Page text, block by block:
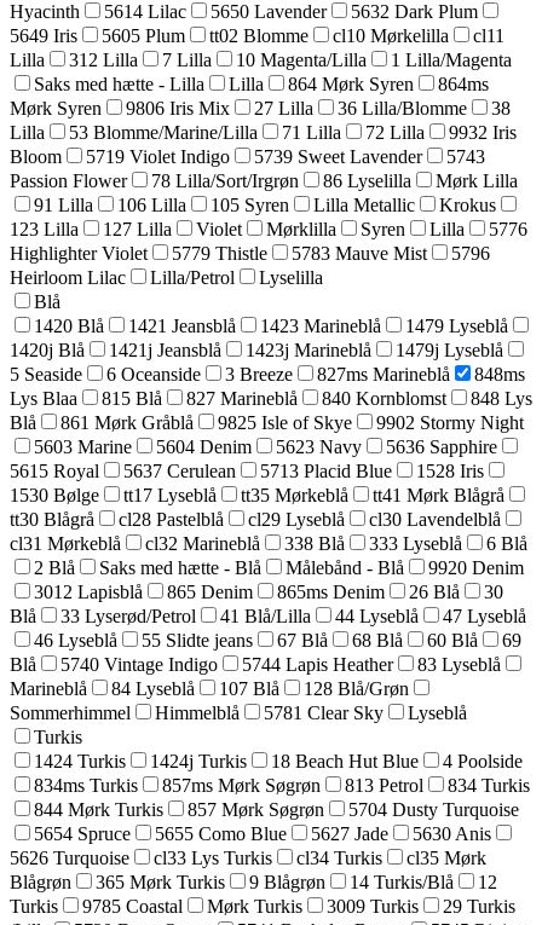
Hyacinth 5614 Lilac 5650 Lavender
5632 Dark Plum
5649 Iris
5605 Plum tt02 Blomme cl10 Mørkelilla
cl11
Lilla
312 Lilla 7 Lilla 10 Magenta/Lilla
1 Lilla/Magenta
Saks med hætte - Lilla
Lilla 864 Mørk Syren
864ms
Mørk Syren
9806 Iris Mix 27 Lilla 36 Lilla/Blomme
38
Lilla
53 Blomme/Marine/Lilla 71 Lilla 72 Lilla
9932 Iris
Bloom
5719 Violet Indigo 5739 Sweet Lavender
5743
Passion Flower
78 Lilla/Sort/Irgrøn 86 Lyselilla
Mørk Lilla
91 Lilla
106 Lilla 105 Syren Lilla Metallic
Krokus
123 Lilla
127 Lilla Violet Mørklilla Syren Lilla
5776
Highlighter Violet
5779 Thistle 5783 Mauve Mist
5796
Heirloom Lilac
Lilla/Petrol
Lyselilla
Blå
1420 Blå
1421 Jeansblå 1423 Marineblå
1479 Lyseblå
1420j Blå
1421j Jeansblå 1423j Marineblå
1479j Lyseblå
5 Seaside
6 Oceanside 3 Breeze 827ms Marineblå
848ms
Lys Blaa
815 Blå 827 Marineblå 840 Kornblomst
848 Lys
Blå
861 Mørk Gråblå 9825 Isle of Skye
9902 Stormy Night
5603 Marine
5604 Denim 5623 Navy
5636 Sapphire
5615 Royal
5637 Cerulean 5713 Placid Blue
1528 Iris
1530 Bølge
tt17 Lyseblå tt35 Mørkeblå
tt41 Mørk Blågrå
tt30 Blågrå
cl28 Pastelblå cl29 Lyseblå
cl30 Lavendelblå
cl31 Mørkeblå
cl32 Marineblå 338 Blå 333 Lyseblå
6 Blå
2 Blå
Saks med hætte - Blå Målebånd - Blå
9920 Denim
3012 Lapisblå
865 Denim 865ms Denim 26 Blå
30
Blå
33 Lyserød/Petrol 41 Blå/Lilla 44 Lyseblå
47 Lyseblå
46 Lyseblå
55 Slidte jeans 67 Blå 68 Blå 60 Blå
69
Blå
5740 Vintage Indigo 5744 Lapis Heather
83 Lyseblå
Marineblå
84 Lyseblå 107 Blå
128 Blå/Grøn
Sommerhimmel
Himmelblå 5781 Clear Sky
Lyseblå
Turkis
1424 Turkis
1424j Turkis 18 Beach Hut Blue
4 Poolside
834ms Turkis
857ms Mørk Søgrøn 813 Petrol
834 Turkis
844 Mørk Turkis
857 Mørk Søgrøn
5704 Dusty Turquoise
5654 Spruce
5655 Como Blue 5627 Jade
5630 Anis
5626 Turquoise
cl33 Lys Turkis cl34 Turkis
cl35 Mørk
Blågrøn
365 Mørk Turkis 9 Blågrøn 14 Turkis/Blå
12
Turkis
9785 Coastal Mørk Turkis 3009 Turkis
29 Turkis